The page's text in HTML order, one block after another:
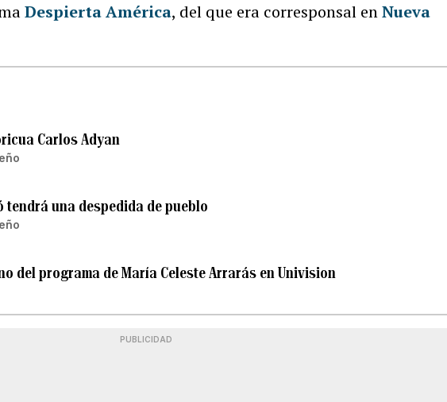
Despierta América, del que era corresponsal enNueva
Carlos Adyan
tendrá una despedida de pueblo
del programa de María Celeste Arrarás en Univision
PUBLICIDAD